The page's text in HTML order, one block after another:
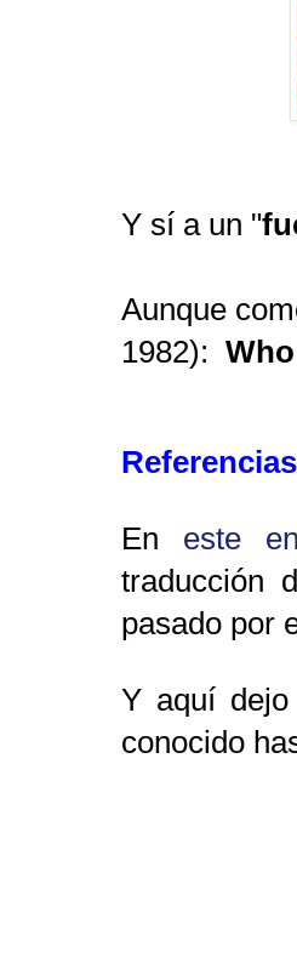
Y sí a un "
Aunque
1982):
En este
traducción
pasado por
Y aquí
conocido